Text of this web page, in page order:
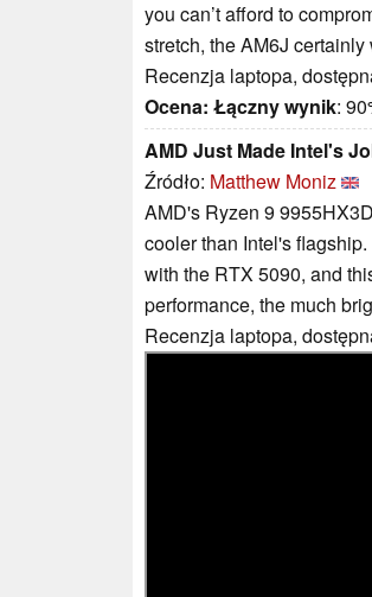
you can’t afford to
stretch, the AM6J certainly
Recenzja laptopa,
Ocena: Łączny wynik:
AMD Just Made Intel's
Źródło: Matthew Moniz
AMD's Ryzen 9
cooler than Intel's
with the RTX 5090, and
performance, the much
Recenzja laptopa,